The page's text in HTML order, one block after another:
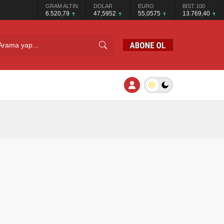
GRAM ALTIN
6.520,79
DOLAR
47,5952
EURO
55,0575
BIST 100
13.769,40